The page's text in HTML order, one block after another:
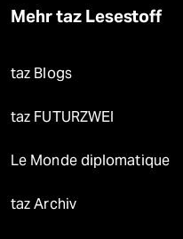
Mehr taz Lesestoff
taz Blogs
taz FUTURZWEI
Le Monde diplomatique
taz Archiv